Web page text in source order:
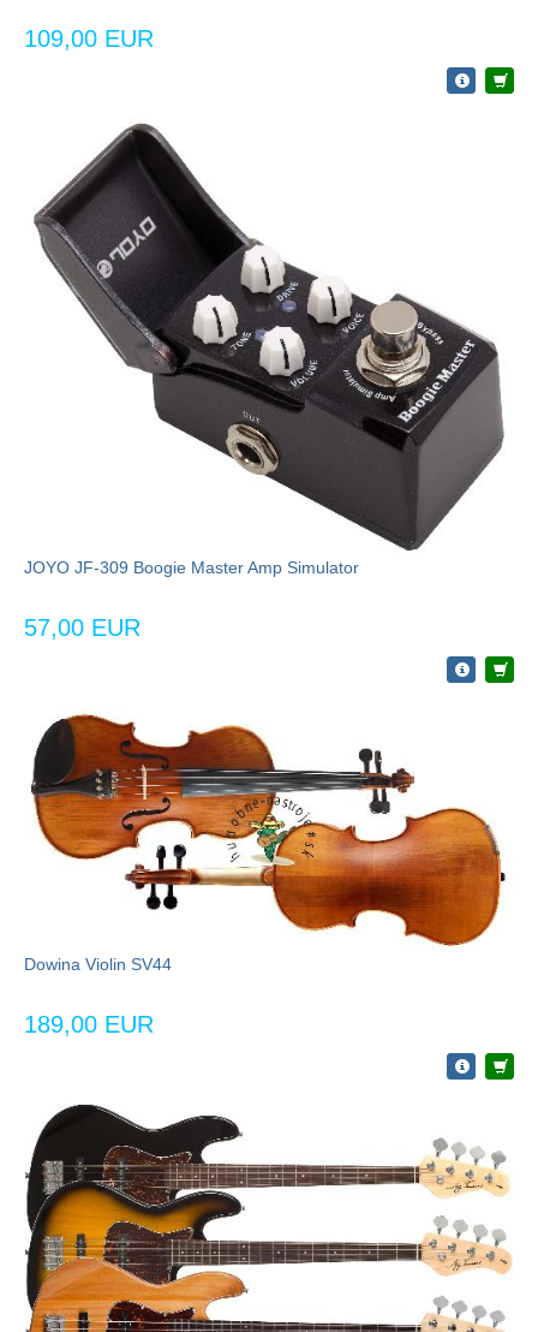
109,00 EUR
JOYO JF-309 Boogie Master Amp Simulator
57,00 EUR
Dowina Violin SV44
189,00 EUR